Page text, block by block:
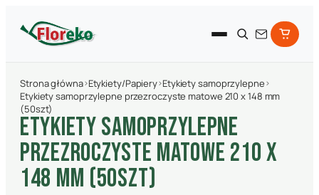
Strona główna›Etykiety/Papiery›Etykiety samoprzylepne›
Etykiety samoprzylepne przezroczyste matowe 210 x 148 mm
(50szt)
ETYKIETY SAMOPRZYLEPNE
PRZEZROCZYSTE MATOWE 210 X
148 MM (50SZT)